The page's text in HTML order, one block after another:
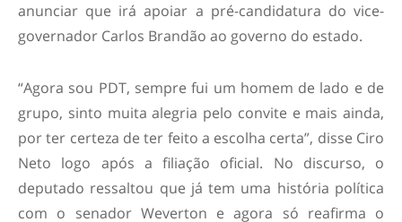
anunciar que irá apoiar a pré-candidatura do vice-
governador Carlos Brandão ao governo do estado.
“Agora sou PDT, sempre fui um homem de lado e de
grupo, sinto muita alegria pelo convite e mais ainda,
por ter certeza de ter feito a escolha certa”, disse Ciro
Neto logo após a filiação oficial. No discurso, o
deputado ressaltou que já tem uma história política
com o senador Weverton e agora só reafirma o